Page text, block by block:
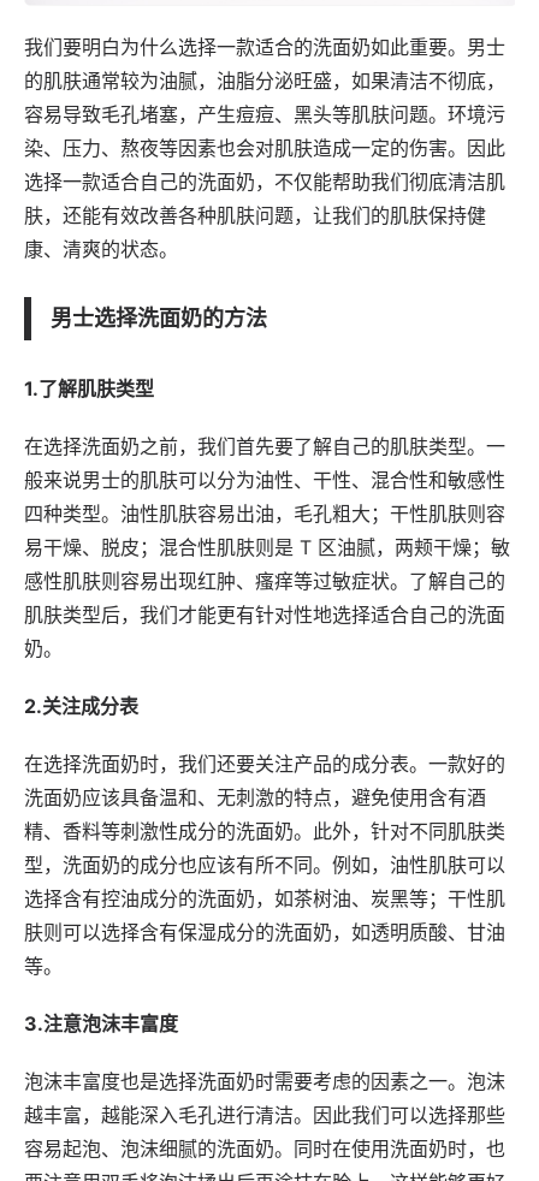
我们要明白为什么选择一款适合的洗面奶如此重要。男士
的肌肤通常较为油腻，油脂分泌旺盛，如果清洁不彻底，
容易导致毛孔堵塞，产生痘痘、黑头等肌肤问题。环境污
染、压力、熬夜等因素也会对肌肤造成一定的伤害。因此
选择一款适合自己的洗面奶，不仅能帮助我们彻底清洁肌
肤，还能有效改善各种肌肤问题，让我们的肌肤保持健
康、清爽的状态。
男士选择洗面奶的方法
1.了解肌肤类型
在选择洗面奶之前，我们首先要了解自己的肌肤类型。一
般来说男士的肌肤可以分为油性、干性、混合性和敏感性
四种类型。油性肌肤容易出油，毛孔粗大；干性肌肤则容
易干燥、脱皮；混合性肌肤则是 T 区油腻，两颊干燥；敏
感性肌肤则容易出现红肿、瘙痒等过敏症状。了解自己的
肌肤类型后，我们才能更有针对性地选择适合自己的洗面
奶。
2.关注成分表
在选择洗面奶时，我们还要关注产品的成分表。一款好的
洗面奶应该具备温和、无刺激的特点，避免使用含有酒
精、香料等刺激性成分的洗面奶。此外，针对不同肌肤类
型，洗面奶的成分也应该有所不同。例如，油性肌肤可以
选择含有控油成分的洗面奶，如茶树油、炭黑等；干性肌
肤则可以选择含有保湿成分的洗面奶，如透明质酸、甘油
等。
3.注意泡沫丰富度
泡沫丰富度也是选择洗面奶时需要考虑的因素之一。泡沫
越丰富，越能深入毛孔进行清洁。因此我们可以选择那些
容易起泡、泡沫细腻的洗面奶。同时在使用洗面奶时，也